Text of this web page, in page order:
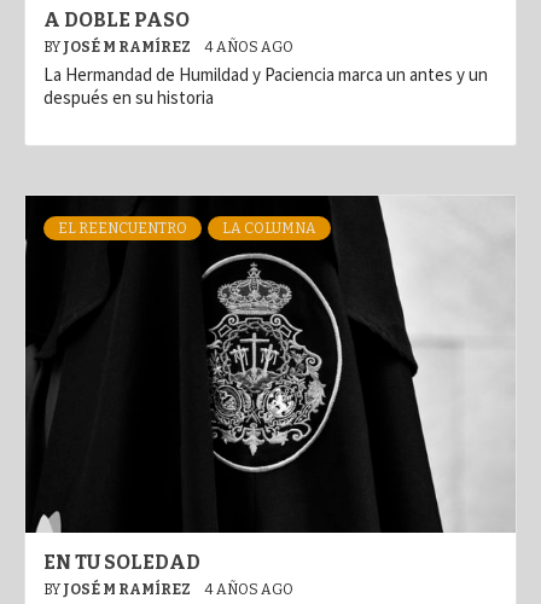
A DOBLE PASO
BY JOSÉ M RAMÍREZ 4 AÑOS AGO
La Hermandad de Humildad y Paciencia marca un antes y un
después en su historia
EL REENCUENTRO LA COLUMNA
EN TU SOLEDAD
BY JOSÉ M RAMÍREZ 4 AÑOS AGO